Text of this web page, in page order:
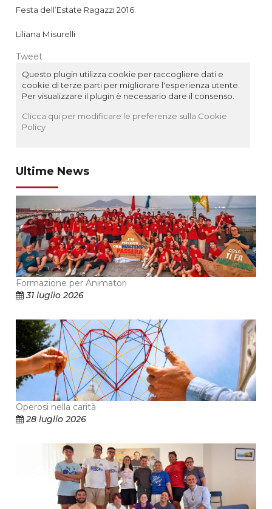
Festa dell’Estate Ragazzi 2016.
Liliana Misurelli
Tweet
Questo plugin utilizza cookie per raccogliere dati e
cookie di terze parti per migliorare l'esperienza utente.
Per visualizzare il plugin è necessario dare il consenso.
Clicca qui per modificare le preferenze sulla Cookie
Policy
Ultime News
Formazione per Animatori
31 luglio 2026
Operosi nella carità
28 luglio 2026